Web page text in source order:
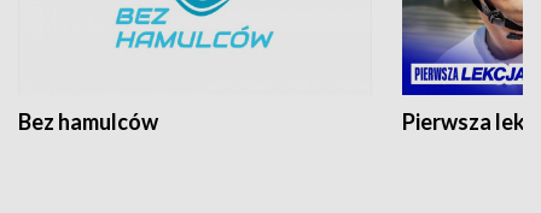
Bez hamulców Pierwsza